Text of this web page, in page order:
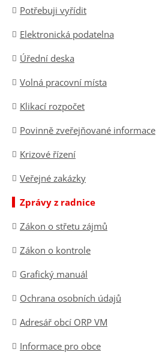
Potřebuji vyřídit
Elektronická podatelna
Úřední deska
Volná pracovní místa
Klikací rozpočet
Povinně zveřejňované informace
Krizové řízení
Veřejné zakázky
Zprávy z radnice
Zákon o střetu zájmů
Zákon o kontrole
Grafický manuál
Ochrana osobních údajů
Adresář obcí ORP VM
Informace pro obce